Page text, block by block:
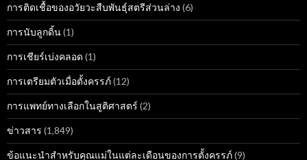
การติดเชื้อของอวัยวะสืบพันธุ์สตรีส่วนล่าง (6)
การนับลูกดิ้น(1)
การเชียร์เบ่งคลอด (1)
การเตรียมตัวเมื่อตั้งครรภ์(12)
การแพทย์ทางเลือกในสูติศาสตร์ (2)
ข่าวสาร (1,849)
ข้อแนะนำสำหรับคุณแม่ในแต่ละเดือนของการตั้งครรภ์(9)